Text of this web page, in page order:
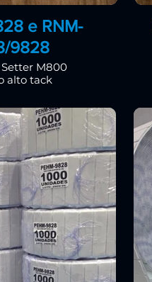
e RNM-
9828
M800
alto tack